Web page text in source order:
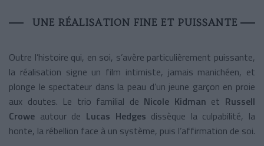
UNE RÉALISATION FINE ET PUISSANTE
Outre l’histoire qui, en soi, s’avère particulièrement puissante,
la réalisation signe un film intimiste, jamais manichéen, et
plonge le spectateur dans la peau d’un jeune garçon en proie
aux doutes. Le trio familial de Nicole Kidman et Russell
Crowe autour de Lucas Hedges dissèque la culpabilité, la
honte, la rébellion face à un système, puis l’affirmation de soi.